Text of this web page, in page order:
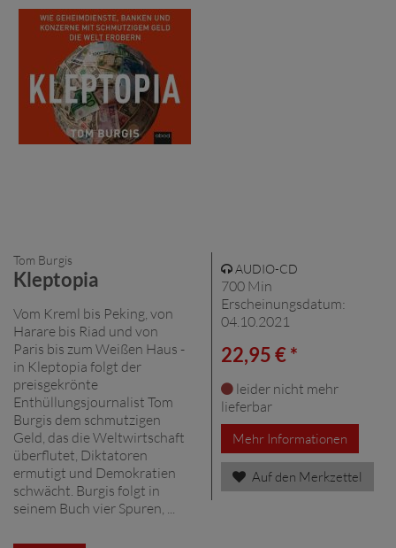
Tom Burgis
Kleptopia
Vom Kreml bis Peking, von
Harare bis Riad und von
Paris bis zum Weißen Haus -
in Kleptopia folgt der
preisgekrönte
Enthüllungsjournalist Tom
Burgis dem schmutzigen
Geld, das die Weltwirtschaft
überflutet, Diktatoren
ermutigt und Demokratien
schwächt. Burgis folgt in
seinem Buch vier Spuren, ...
AUDIO-CD
700 Min
Erscheinungsdatum:
04.10.2021
22,95 € *
leider nicht mehr
lieferbar
Mehr Informationen
Auf den Merkzettel